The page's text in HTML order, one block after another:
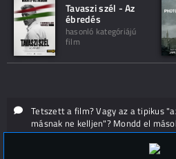
Tavaszi szél - Az
ébredés
hasonló kategóriájú
film
Tetszett a film? Vagy az a tipikus
másnak ne kelljen"? Mondd el